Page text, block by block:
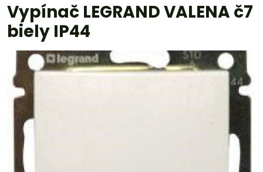
Vypínač LEGRAND VALENA č7
biely IP44